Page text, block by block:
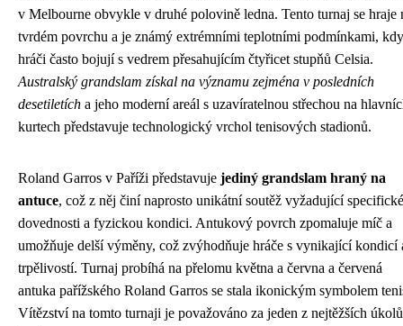
v Melbourne obvykle v druhé polovině ledna. Tento turnaj se hraje
tvrdém povrchu a je známý extrémními teplotními podmínkami, kdy
hráči často bojují s vedrem přesahujícím čtyřicet stupňů Celsia.
Australský grandslam získal na významu zejména v posledních
desetiletích a jeho moderní areál s uzavíratelnou střechou na
kurtech představuje technologický vrchol tenisových stadionů.
Roland Garros v Paříži představuje jediný grandslam hraný na
antuce, což z něj činí naprosto unikátní soutěž vyžadující specifické
dovednosti a fyzickou kondici. Antukový povrch zpomaluje míč a
umožňuje delší výměny, což zvýhodňuje hráče s vynikající kondicí
trpělivostí. Turnaj probíhá na přelomu května a června a červená
antuka pařížského Roland Garros se stala ikonickým symbolem
Vítězství na tomto turnaji je považováno za jeden z nejtěžších